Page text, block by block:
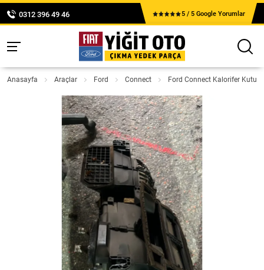
0312 396 49 46 5 / 5 Google Yorumlar
Anasayfa Araçlar Ford Connect Ford Connect Kalorifer Kutusu